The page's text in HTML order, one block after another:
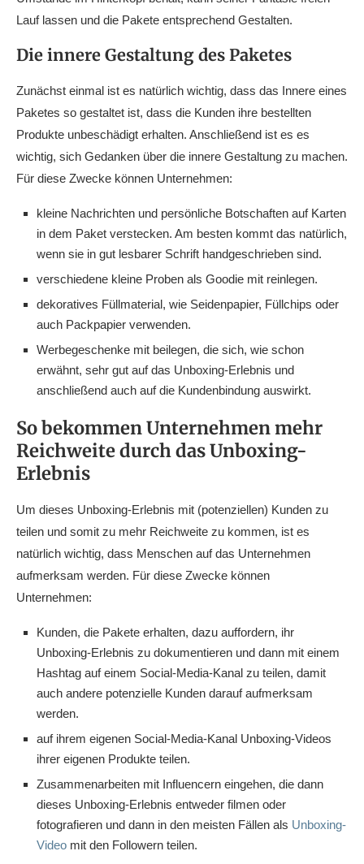
Lauf lassen und die Pakete entsprechend Gestalten.
Die innere Gestaltung des Paketes
Zunächst einmal ist es natürlich wichtig, dass das Innere eines
Paketes so gestaltet ist, dass die Kunden ihre bestellten
Produkte unbeschädigt erhalten. Anschließend ist es es
wichtig, sich Gedanken über die innere Gestaltung zu machen.
Für diese Zwecke können Unternehmen:
kleine Nachrichten und persönliche Botschaften auf Karten
in dem Paket verstecken. Am besten kommt das natürlich,
wenn sie in gut lesbarer Schrift handgeschrieben sind.
verschiedene kleine Proben als Goodie mit reinlegen.
dekoratives Füllmaterial, wie Seidenpapier, Füllchips oder
auch Packpapier verwenden.
Werbegeschenke mit beilegen, die sich, wie schon
erwähnt, sehr gut auf das Unboxing-Erlebnis und
anschließend auch auf die Kundenbindung auswirkt.
So bekommen Unternehmen mehr
Reichweite durch das Unboxing-
Erlebnis
Um dieses Unboxing-Erlebnis mit (potenziellen) Kunden zu
teilen und somit zu mehr Reichweite zu kommen, ist es
natürlich wichtig, dass Menschen auf das Unternehmen
aufmerksam werden. Für diese Zwecke können
Unternehmen:
Kunden, die Pakete erhalten, dazu auffordern, ihr
Unboxing-Erlebnis zu dokumentieren und dann mit einem
Hashtag auf einem Social-Media-Kanal zu teilen, damit
auch andere potenzielle Kunden darauf aufmerksam
werden.
auf ihrem eigenen Social-Media-Kanal Unboxing-Videos
ihrer eigenen Produkte teilen.
Zusammenarbeiten mit Influencern eingehen, die dann
dieses Unboxing-Erlebnis entweder filmen oder
fotografieren und dann in den meisten Fällen als Unboxing-
Video mit den Followern teilen.